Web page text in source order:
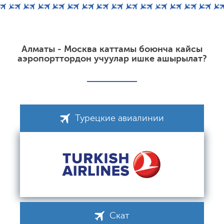
Алматы - Москва каттамы боюнча кайсы
аэропорттордон учуулар ишке ашырылат?
Турецкие авиалинии
Скат